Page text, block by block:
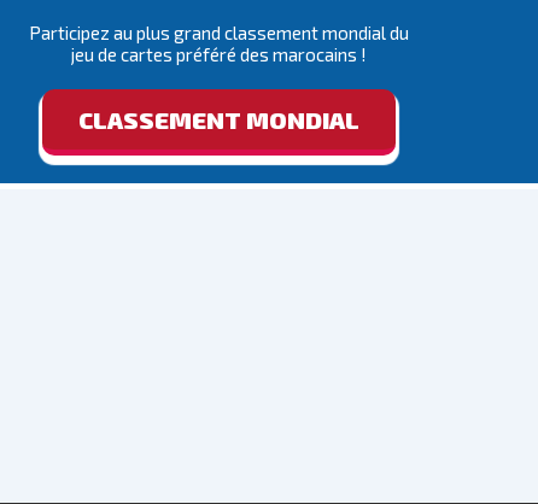
Participez au plus grand classement mondial du
jeu de cartes préféré des marocains !
CLASSEMENT MONDIAL